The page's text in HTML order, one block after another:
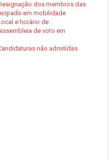
dos membros das
em mobilidade
e horário de
de voto em
não admitidas